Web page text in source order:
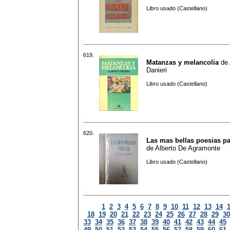
Libro usado (Castellano)
619.
Matanzas y melancolia de
Danieri
Libro usado (Castellano)
620.
Las mas bellas poesias
de Alberto De Agramonte
Libro usado (Castellano)
1 2 3 4 5 6 7 8 9 10 11 12 13 14
18 19 20 21 22 23 24 25 26 27 28 29 30
33 34 35 36 37 38 39 40 41 42 43 44 45